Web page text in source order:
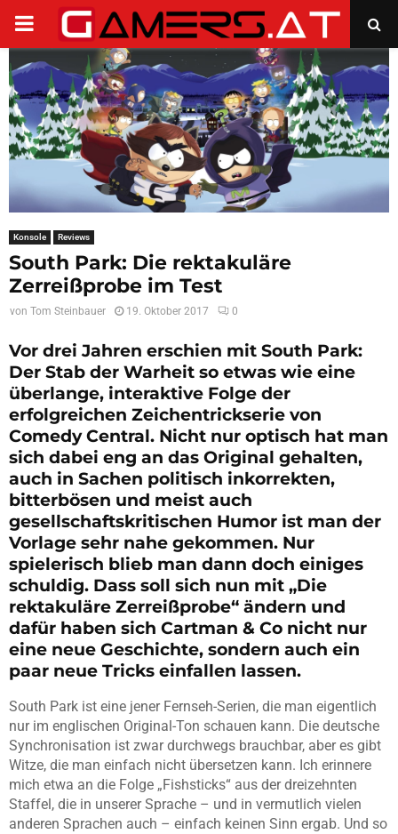
PRIMARY
MENU
Konsole Reviews
South Park: Die rektakuläre
Zerreißprobe im Test
von Tom Steinbauer 19. Oktober 2017 0
Vor drei Jahren erschien mit South Park:
Der Stab der Warheit so etwas wie eine
überlange, interaktive Folge der
erfolgreichen Zeichentrickserie von
Comedy Central. Nicht nur optisch hat man
sich dabei eng an das Original gehalten,
auch in Sachen politisch inkorrekten,
bitterbösen und meist auch
gesellschaftskritischen Humor ist man der
Vorlage sehr nahe gekommen. Nur
spielerisch blieb man dann doch einiges
schuldig. Dass soll sich nun mit „Die
rektakuläre Zerreißprobe“ ändern und
dafür haben sich Cartman & Co nicht nur
eine neue Geschichte, sondern auch ein
paar neue Tricks einfallen lassen.
South Park ist eine jener Fernseh-Serien, die man eigentlich
nur im englischen Original-Ton schauen kann. Die deutsche
Synchronisation ist zwar durchwegs brauchbar, aber es gibt
Witze, die man einfach nicht übersetzen kann. Ich erinnere
mich etwa an die Folge „Fishsticks“ aus der dreizehnten
Staffel, die in unserer Sprache – und in vermutlich vielen
anderen Sprachen auch – einfach keinen Sinn ergab. Und so